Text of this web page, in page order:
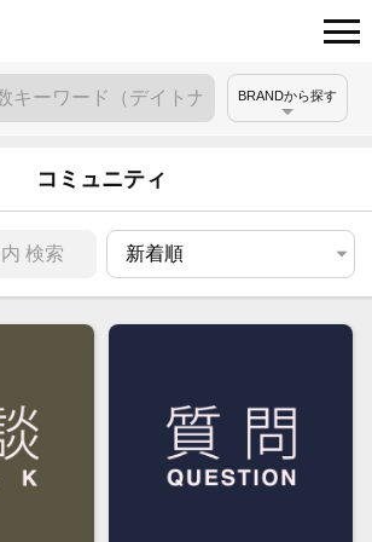
BRANDから探す
コミュニティ